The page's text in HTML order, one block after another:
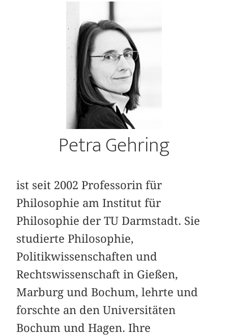
Petra Gehring
ist seit 2002 Professorin für
Philosophie am Institut für
Philosophie der TU Darmstadt. Sie
studierte Philosophie,
Politikwissenschaften und
Rechtswissenschaft in Gießen,
Marburg und Bochum, lehrte und
forschte an den Universitäten
Bochum und Hagen. Ihre